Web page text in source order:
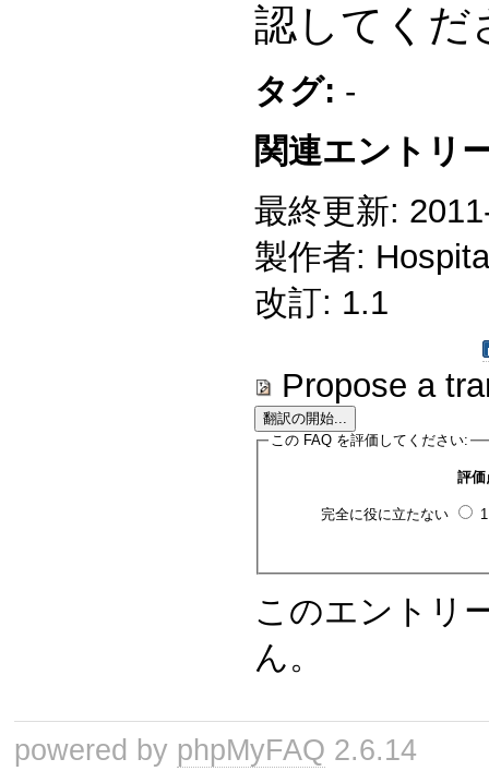
認してくだ
タグ: -
関連エントリ
最終更新:
製作者:
改訂: 1.1
Propose a
この FAQ を評価してください:
評価
完全に役に立たない
このエントリ
ん。
powered by phpMyFAQ 2.6.14